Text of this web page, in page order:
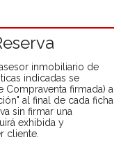
inmobiliario de
indicadas se
Compraventa firmada) a
al final de cada ficha
sin firmar una
exhibida y
cliente.